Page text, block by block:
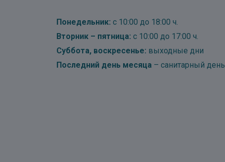
Понедельник: с 10:00 до 18:00 ч.
Вторник – пятница: с 10:00 до 17:00 ч.
Суббота, воскресенье: выходные дни
Последний день месяца – санитарный день